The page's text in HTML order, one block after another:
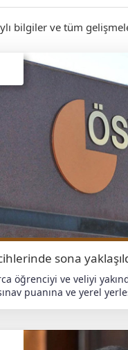
bilgiler ve tüm
sona
öğrenciyi ve veliyi
puanına ve yerel
öğrenci alan
okullar ve pansiyonlu